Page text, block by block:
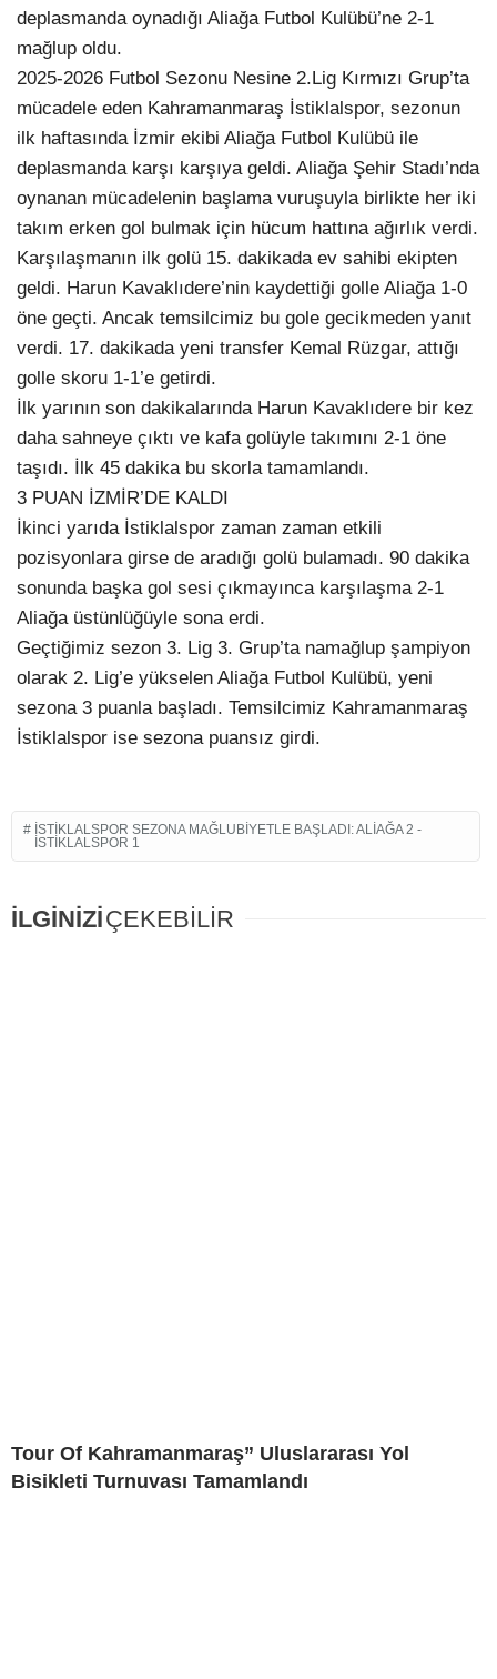
Instagram
Youtube
deplasmanda oynadığı Aliağa Futbol Kulübü’ne 2-1
mağlup oldu.
2025-2026 Futbol Sezonu Nesine 2.Lig Kırmızı Grup’ta
mücadele eden Kahramanmaraş İstiklalspor, sezonun
ilk haftasında İzmir ekibi Aliağa Futbol Kulübü ile
deplasmanda karşı karşıya geldi. Aliağa Şehir Stadı’nda
oynanan mücadelenin başlama vuruşuyla birlikte her iki
takım erken gol bulmak için hücum hattına ağırlık verdi.
Karşılaşmanın ilk golü 15. dakikada ev sahibi ekipten
geldi. Harun Kavaklıdere’nin kaydettiği golle Aliağa 1-0
öne geçti. Ancak temsilcimiz bu gole gecikmeden yanıt
verdi. 17. dakikada yeni transfer Kemal Rüzgar, attığı
golle skoru 1-1’e getirdi.
İlk yarının son dakikalarında Harun Kavaklıdere bir kez
daha sahneye çıktı ve kafa golüyle takımını 2-1 öne
taşıdı. İlk 45 dakika bu skorla tamamlandı.
3 PUAN İZMİR’DE KALDI
İkinci yarıda İstiklalspor zaman zaman etkili
pozisyonlara girse de aradığı golü bulamadı. 90 dakika
sonunda başka gol sesi çıkmayınca karşılaşma 2-1
Aliağa üstünlüğüyle sona erdi.
Geçtiğimiz sezon 3. Lig 3. Grup’ta namağlup şampiyon
olarak 2. Lig’e yükselen Aliağa Futbol Kulübü, yeni
sezona 3 puanla başladı. Temsilcimiz Kahramanmaraş
İstiklalspor ise sezona puansız girdi.
İSTIKLALSPOR SEZONA MAĞLUBIYETLE BAŞLADI: ALIAĞA 2 -
İSTIKLALSPOR 1
İLGİNİZİÇEKEBİLİR
Tour Of Kahramanmaraş” Uluslararası Yol
Bisikleti Turnuvası Tamamlandı